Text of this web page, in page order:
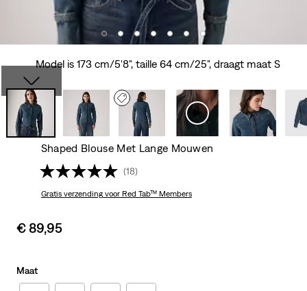
Model is 173 cm/5'8", taille 64 cm/25", draagt maat S
Shaped Blouse Met Lange Mouwen
(18)
Gratis verzendingvoor Red Tab™ Members
Sale
€ 89,95
Maat